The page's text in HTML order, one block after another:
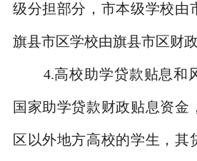
级分担部分，市本级学校由
旗县市区学校由旗县市区财政
4.高校助学贷款贴息和
国家助学贷款财政贴息资金
区以外地方高校的学生，其